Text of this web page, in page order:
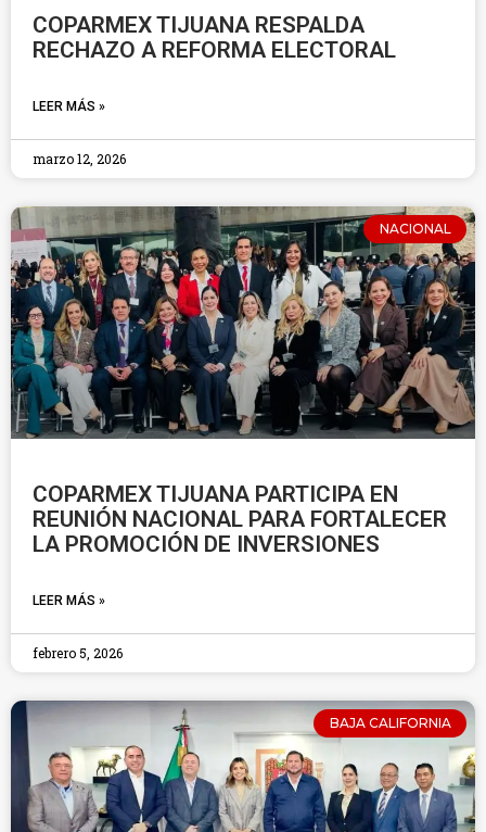
COPARMEX TIJUANA RESPALDA
RECHAZO A REFORMA ELECTORAL
LEER MÁS »
marzo 12, 2026
NACIONAL
COPARMEX TIJUANA PARTICIPA EN
REUNIÓN NACIONAL PARA FORTALECER
LA PROMOCIÓN DE INVERSIONES
LEER MÁS »
febrero 5, 2026
BAJA CALIFORNIA